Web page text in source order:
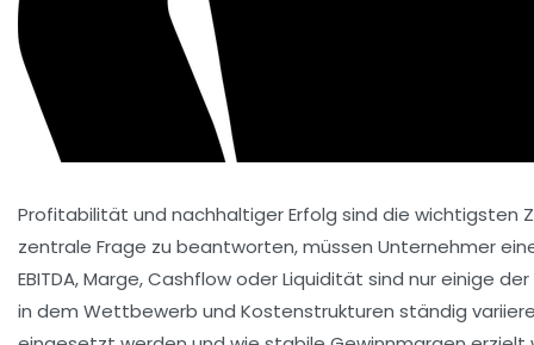
Profitabilität und nachhaltiger Erfolg sind die wichtigsten
zentrale Frage zu beantworten, müssen Unternehmer
EBITDA, Marge, Cashflow oder Liquidität sind nur einige
in dem Wettbewerb und Kostenstrukturen ständig